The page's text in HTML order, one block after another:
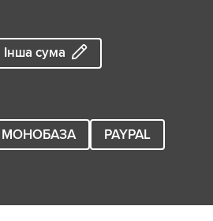
Інша сума
МОНОБАЗА PAYPAL